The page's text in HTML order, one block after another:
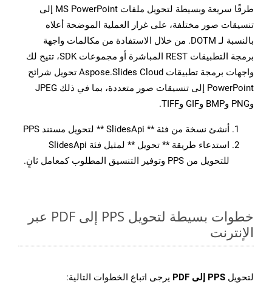
طرقًا سريعة وبسيطة لتحويل ملفات MS PowerPoint إلى
تنسيقات صور مختلفة، على غرار العملية الموضحة أعلاه
بالنسبة لـ DOTM. من خلال الاستفادة من مكالمات واجهة
برمجة التطبيقات REST المباشرة أو مجموعات SDK، تتيح لك
واجهات برمجة تطبيقات Aspose.Slides Cloud تحويل شرائح
PowerPoint إلى تنسيقات صور متعددة، بما في ذلك JPEG
وPNG وBMP وGIF وTIFF.
أنشئ نسخة من فئة ** SlidesApi ** لتحويل مستند PPS
استدعاء طريقة ** تحويل ** لمثيل فئة SlidesApi
للتحويل من PPS وتوفير التنسيق المطلوب كمعامل ثانٍ.
خطوات بسيطة لتحويل PPS إلى PDF عبر
الإنترنت
لتحويل PPS إلى PDF يرجى اتباع الخطوات التالية: